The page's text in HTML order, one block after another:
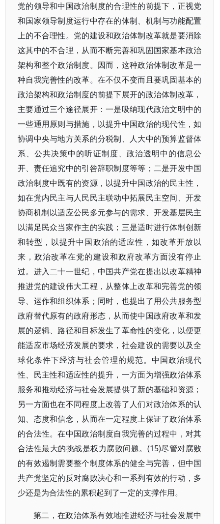
党的领导和中国政治制度的合理性的前提下，正视党
和国家领导制度运行中存在的体制、机制与功能配置
上的不合理性。党的建设和政治体制改革就是要消除
这其中的不合理，从而不断完善和巩固国家基本政治
架构和整个政治制度。因而，这种政治体制改革是一
种自我完善性的改革。在不仅不变而且要巩固基本的
政治架构和政治制度的前提下展开的政治体制改革，
主要通过三个途径展开：一是吸纳现代政治文明中的
一些通用原则与措施，以提升中国政治的现代性，如
协调中央与地方关系的分税制、人大中的预算监督体
系、公共决策中的听证制度、政治透明中的信息公
开、责任追究中的引咎辞职制度等等；二是开发中国
政治制度中既有的资源，以提升中国政治的民主性，
如在党内民主与人民民主联动中拓展民主空间、开发
协商机制以适应公民多元参与的需求、开发基层民主
以满足民众当家作主的实践；三是适时进行体制创新
和转型，以提升中国政治的适应性，如改革开放以
来，政治改革在党的建设和政府改革方面没有停止
过。进入二十一世纪，中国共产党在提出以改革精神
推进党的建设伟大工程，从整体上改革和完善党的领
导、运作和组织体系；同时，也提出了用公共服务型
政府替代原有的政府形态，从而使中国政府改革和发
展的逻辑、路径和目标发生了革命性的变化，以便更
能适应市场经济发展的要求，社会建设的需要以及全
球化条件下经济与社会管理的规范。中国政治现代
性、民主性和适应性的提升，一方面为增强政治体系
服务和推动经济与社会发展提供了新的基础和资源；
另一方面也在不同程度上改善了人们对政治体系的认
知、态度和信念，从而在一定程度上保证了政治体系
的合法性。在中国政治制度自我完善的过程中，对其
合法性最大的挑战是权力腐败问题。(15)尽管对腐败
的有效遏制需要整个制度体系的健全与完善，但中国
共产党坚定的反对腐败决心和一系列有效的行动，多
少还是为合法性的累积起到了一定的支撑作用。
第二，在政治体系有效地推进经济与社会发展中